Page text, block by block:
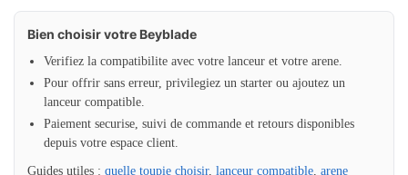
Bien choisir votre Beyblade
Verifiez la compatibilite avec votre lanceur et votre arene.
Pour offrir sans erreur, privilegiez un starter ou ajoutez un
lanceur compatible.
Paiement securise, suivi de commande et retours disponibles
depuis votre espace client.
Guides utiles : quelle toupie choisir, lanceur compatible arene